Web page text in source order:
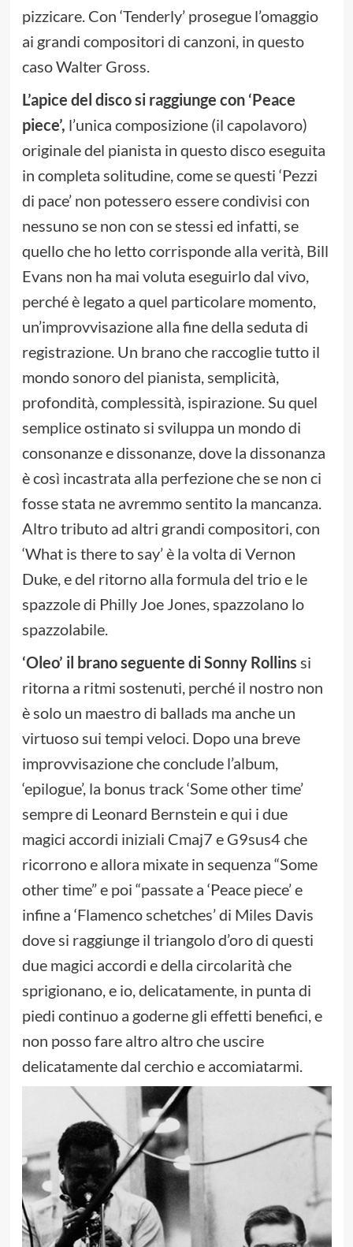
pizzicare. Con ‘Tenderly’ prosegue l’omaggio
ai grandi compositori di canzoni, in questo
caso Walter Gross.
L’apice del disco si raggiunge con ‘Peace
piece’, l’unica composizione (il capolavoro)
originale del pianista in questo disco eseguita
in completa solitudine, come se questi ‘Pezzi
di pace’ non potessero essere condivisi con
nessuno se non con se stessi ed infatti, se
quello che ho letto corrisponde alla verità, Bill
Evans non ha mai voluta eseguirlo dal vivo,
perché è legato a quel particolare momento,
un’improvvisazione alla fine della seduta di
registrazione. Un brano che raccoglie tutto il
mondo sonoro del pianista, semplicità,
profondità, complessità, ispirazione. Su quel
semplice ostinato si sviluppa un mondo di
consonanze e dissonanze, dove la dissonanza
è così incastrata alla perfezione che se non ci
fosse stata ne avremmo sentito la mancanza.
Altro tributo ad altri grandi compositori, con
‘What is there to say’ è la volta di Vernon
Duke, e del ritorno alla formula del trio e le
spazzole di Philly Joe Jones, spazzolano lo
spazzolabile.
‘Oleo’ il brano seguente di Sonny Rollins si
ritorna a ritmi sostenuti, perché il nostro non
è solo un maestro di ballads ma anche un
virtuoso sui tempi veloci. Dopo una breve
improvvisazione che conclude l’album,
‘epilogue’, la bonus track ‘Some other time’
sempre di Leonard Bernstein e qui i due
magici accordi iniziali Cmaj7 e G9sus4 che
ricorrono e allora mixate in sequenza “Some
other time” e poi “passate a ‘Peace piece’ e
infine a ‘Flamenco schetches’ di Miles Davis
dove si raggiunge il triangolo d’oro di questi
due magici accordi e della circolarità che
sprigionano, e io, delicatamente, in punta di
piedi continuo a goderne gli effetti benefici, e
non posso fare altro altro che uscire
delicatamente dal cerchio e accomiatarmi.